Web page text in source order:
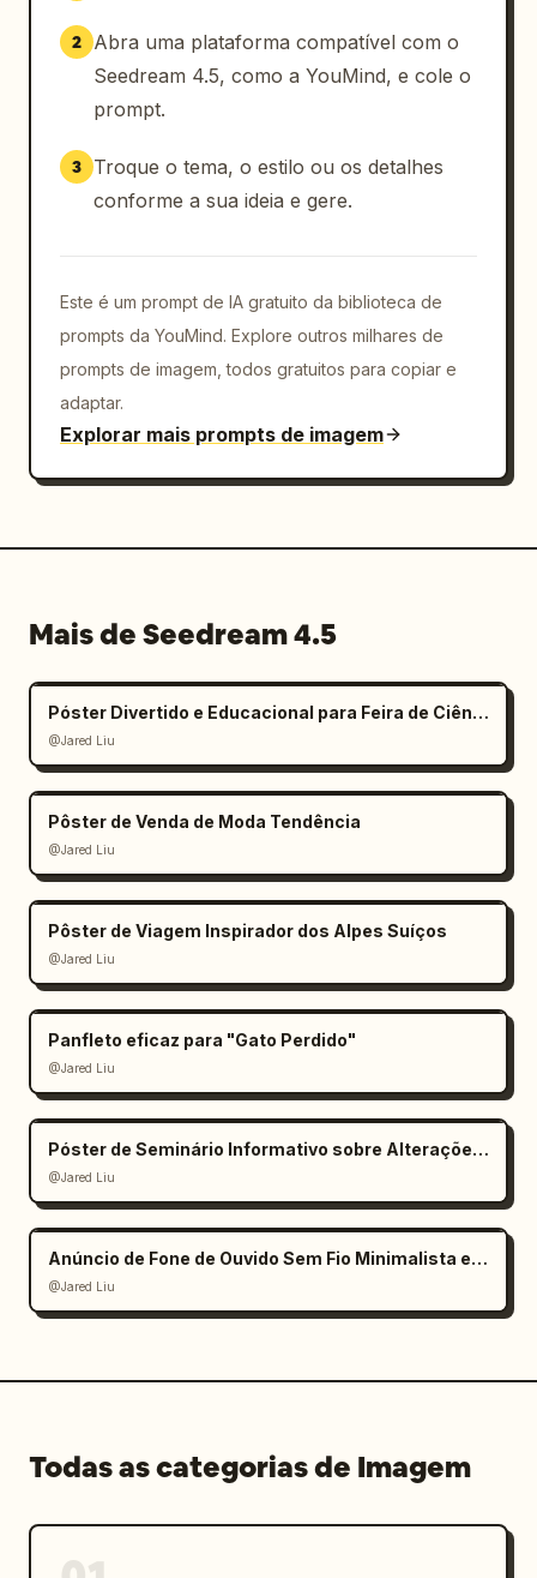
2
Abra uma plataforma compatível com o
Seedream 4.5, como a YouMind, e cole o
prompt.
3
Troque o tema, o estilo ou os detalhes
conforme a sua ideia e gere.
Este é um prompt de IA gratuito da biblioteca de
prompts da YouMind. Explore outros milhares de
prompts de imagem, todos gratuitos para copiar e
adaptar.
Explorar mais prompts de imagem
Mais de Seedream 4.5
Póster Divertido e Educacional para Feira de Ciências Infantil
@Jared Liu
Pôster de Venda de Moda Tendência
@Jared Liu
Pôster de Viagem Inspirador dos Alpes Suíços
@Jared Liu
Panfleto eficaz para "Gato Perdido"
@Jared Liu
Póster de Seminário Informativo sobre Alterações Climáticas
@Jared Liu
Anúncio de Fone de Ouvido Sem Fio Minimalista e Elegante
@Jared Liu
Todas as categorias de Imagem